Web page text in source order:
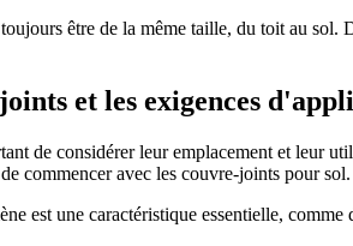
être de la même taille, du toit au
et les exigences
de considérer leur emplacement et leur
commencer avec les couvre-joints pour sol.
est une caractéristique essentielle,